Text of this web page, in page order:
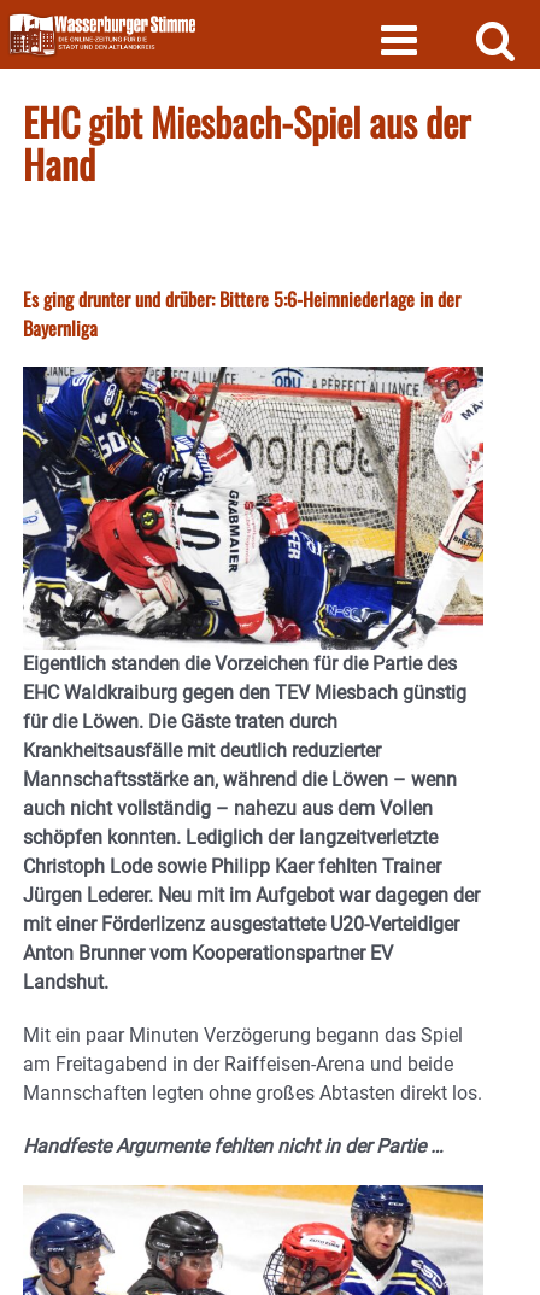
Skip
to
content
EHC gibt Miesbach-Spiel aus der
Hand
Es ging drunter und drüber: Bittere 5:6-Heimniederlage in der
Bayernliga
Eigentlich standen die Vorzeichen für die Partie des
EHC Waldkraiburg gegen den TEV Miesbach günstig
für die Löwen. Die Gäste traten durch
Krankheitsausfälle mit deutlich reduzierter
Mannschaftsstärke an, während die Löwen – wenn
auch nicht vollständig – nahezu aus dem Vollen
schöpfen konnten. Lediglich der langzeitverletzte
Christoph Lode sowie Philipp Kaer fehlten Trainer
Jürgen Lederer. Neu mit im Aufgebot war dagegen der
mit einer Förderlizenz ausgestattete U20-Verteidiger
Anton Brunner vom Kooperationspartner EV
Landshut.
Mit ein paar Minuten Verzögerung begann das Spiel
am Freitagabend in der Raiffeisen-Arena und beide
Mannschaften legten ohne großes Abtasten direkt los.
Handfeste Argumente fehlten nicht in der Partie …